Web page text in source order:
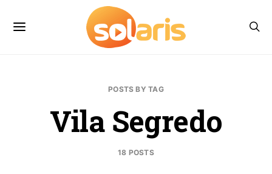
POSTS BY TAG
Vila Segredo
18 POSTS